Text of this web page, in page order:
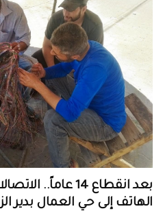
بعد انقطاع 14 عاماً..
الهاتف إلى حي العمال بدير